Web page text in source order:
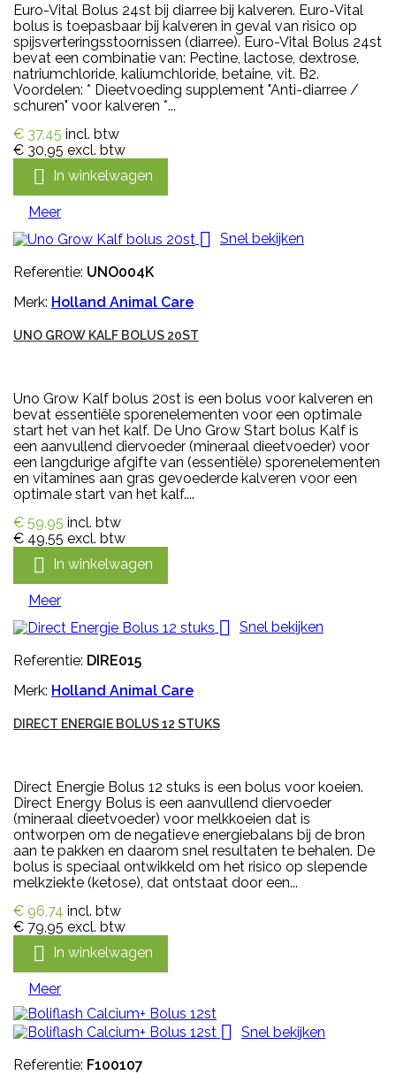
Euro-Vital Bolus 24st bij diarree bij kalveren. Euro-Vital
bolus is toepasbaar bij kalveren in geval van risico op
spijsverteringsstoornissen (diarree). Euro-Vital Bolus 24st
bevat een combinatie van: Pectine, lactose, dextrose,
natriumchloride, kaliumchloride, betaine, vit. B2.
Voordelen: * Dieetvoeding supplement "Anti-diarree /
schuren" voor kalveren *...
€ 37,45 incl. btw
€ 30,95 excl. btw
 In winkelwagen
Meer
 Snel bekijken
Referentie: UNO004K
Merk: Holland Animal Care
UNO GROW KALF BOLUS 20ST
Uno Grow Kalf bolus 20st is een bolus voor kalveren en
bevat essentiële sporenelementen voor een optimale
start het van het kalf. De Uno Grow Start bolus Kalf is
een aanvullend diervoeder (mineraal dieetvoeder) voor
een langdurige afgifte van (essentiële) sporenelementen
en vitamines aan gras gevoederde kalveren voor een
optimale start van het kalf....
€ 59,95 incl. btw
€ 49,55 excl. btw
 In winkelwagen
Meer
 Snel bekijken
Referentie: DIRE015
Merk: Holland Animal Care
DIRECT ENERGIE BOLUS 12 STUKS
Direct Energie Bolus 12 stuks is een bolus voor koeien.
Direct Energy Bolus is een aanvullend diervoeder
(mineraal dieetvoeder) voor melkkoeien dat is
ontworpen om de negatieve energiebalans bij de bron
aan te pakken en daarom snel resultaten te behalen. De
bolus is speciaal ontwikkeld om het risico op slepende
melkziekte (ketose), dat ontstaat door een...
€ 96,74 incl. btw
€ 79,95 excl. btw
 In winkelwagen
Meer

Snel bekijken
Referentie: F100107